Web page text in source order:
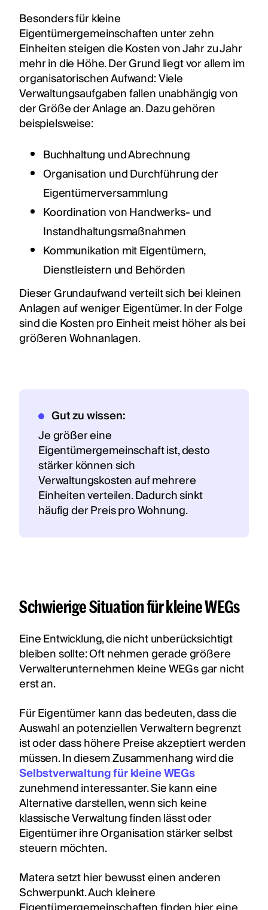
Besonders für kleine
Eigentümergemeinschaften unter zehn
Einheiten steigen die Kosten von Jahr zu Jahr
mehr in die Höhe. Der Grund liegt vor allem im
organisatorischen Aufwand: Viele
Verwaltungsaufgaben fallen unabhängig von
der Größe der Anlage an. Dazu gehören
beispielsweise:
Buchhaltung und Abrechnung
Organisation und Durchführung der
Eigentümerversammlung
Koordination von Handwerks- und
Instandhaltungsmaßnahmen
Kommunikation mit Eigentümern,
Dienstleistern und Behörden
Dieser Grundaufwand verteilt sich bei kleinen
Anlagen auf weniger Eigentümer. In der Folge
sind die Kosten pro Einheit meist höher als bei
größeren Wohnanlagen.
Gut zu wissen:
Je größer eine
Eigentümergemeinschaft ist, desto
stärker können sich
Verwaltungskosten auf mehrere
Einheiten verteilen. Dadurch sinkt
häufig der Preis pro Wohnung.
Schwierige Situation für kleine WEGs
Eine Entwicklung, die nicht unberücksichtigt
bleiben sollte: Oft nehmen gerade größere
Verwalterunternehmen kleine WEGs gar nicht
erst an.
Für Eigentümer kann das bedeuten, dass die
Auswahl an potenziellen Verwaltern begrenzt
ist oder dass höhere Preise akzeptiert werden
müssen. In diesem Zusammenhang wird die
Selbstverwaltung für kleine WEGs
zunehmend interessanter. Sie kann eine
Alternative darstellen, wenn sich keine
klassische Verwaltung finden lässt oder
Eigentümer ihre Organisation stärker selbst
steuern möchten.
Matera setzt hier bewusst einen anderen
Schwerpunkt. Auch kleinere